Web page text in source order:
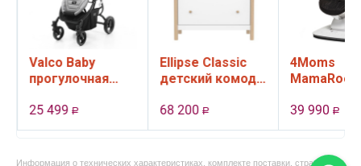
Valco Baby
прогулочная
Ultra цвет Cool
Grey
25 499 Р
Ellipse Classic
детский комод,
68 200 Р
4Moms
MamaRoo
цвет
39 990 Р
Информация о технических характеристиках, комплекте поставки, стране